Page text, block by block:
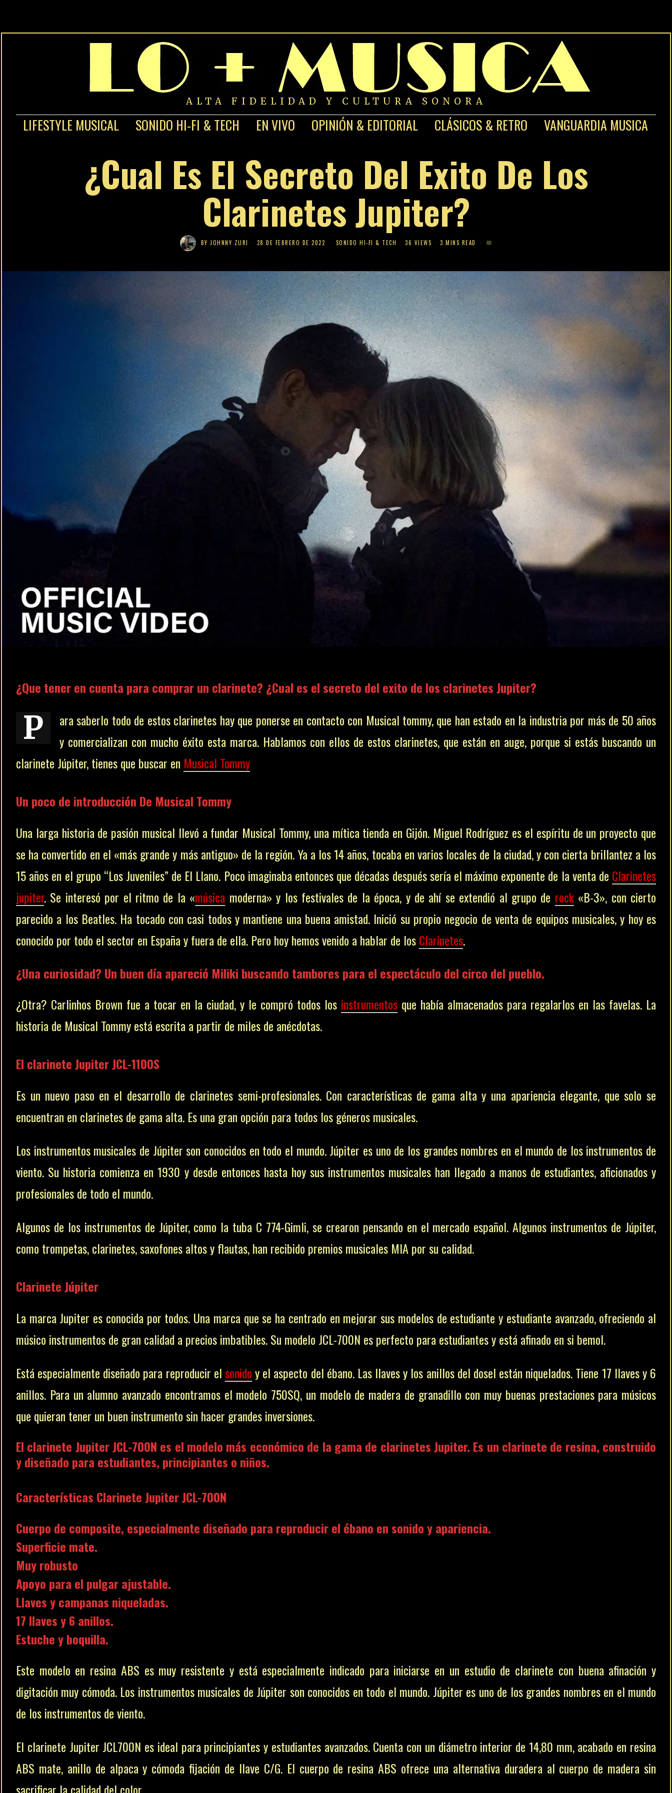
ALTA FIDELIDAD Y CULTURA SONORA
LIFESTYLE MUSICAL SONIDO HI-FI & TECH EN VIVO OPINIÓN & EDITORIAL CLÁSICOS & RETRO VANGUARDIA MUSICA
¿Cual Es El Secreto Del Exito De Los
Clarinetes Jupiter?
BYJOHNNY ZURI 28 DE FEBRERO DE 2022 SONIDO HI-FI & TECH 36 VIEWS 3 MINS READ
¿Que tener en cuenta para comprar un clarinete? ¿Cual es el secreto del exito de los clarinetes Jupiter?
P
ara saberlo todo de estos clarinetes hay que ponerse en contacto con Musical tommy, que han estado en la industria por más de 50 años
y comercializan con mucho éxito esta marca. Hablamos con ellos de estos clarinetes, que están en auge, porque si estás buscando un
clarinete Júpiter, tienes que buscar en Musical Tommy
Un poco de introducción De Musical Tommy
Una larga historia de pasión musical llevó a fundar Musical Tommy, una mítica tienda en Gijón. Miguel Rodríguez es el espíritu de un proyecto que
se ha convertido en el «más grande y más antiguo» de la región. Ya a los 14 años, tocaba en varios locales de la ciudad, y con cierta brillantez a los
15 años en el grupo “Los Juveniles” de El Llano. Poco imaginaba entonces que décadas después sería el máximo exponente de la venta de Clarinetes
jupiter. Se interesó por el ritmo de la «música moderna» y los festivales de la época, y de ahí se extendió al grupo de rock«B-3», con cierto
parecido a los Beatles. Ha tocado con casi todos y mantiene una buena amistad. Inició su propio negocio de venta de equipos musicales, y hoy es
conocido por todo el sector en España y fuera de ella. Pero hoy hemos venido a hablar de losClarinetes.
¿Una curiosidad? Un buen día apareció Miliki buscando tambores para el espectáculo del circo del pueblo.
¿Otra? Carlinhos Brown fue a tocar en la ciudad, y le compró todos los instrumentos que había almacenados para regalarlos en las favelas. La
historia de Musical Tommy está escrita a partir de miles de anécdotas.
El clarinete Jupiter JCL-1100S
Es un nuevo paso en el desarrollo de clarinetes semi-profesionales. Con características de gama alta y una apariencia elegante, que solo se
encuentran en clarinetes de gama alta. Es una gran opción para todos los géneros musicales.
Los instrumentos musicales de Júpiter son conocidos en todo el mundo. Júpiter es uno de los grandes nombres en el mundo de los instrumentos de
viento. Su historia comienza en 1930 y desde entonces hasta hoy sus instrumentos musicales han llegado a manos de estudiantes, aficionados y
profesionales de todo el mundo.
Algunos de los instrumentos de Júpiter, como la tuba C 774-Gimli, se crearon pensando en el mercado español. Algunos instrumentos de Júpiter,
como trompetas, clarinetes, saxofones altos y flautas, han recibido premios musicales MIA por su calidad.
Clarinete Júpiter
La marca Jupiter es conocida por todos. Una marca que se ha centrado en mejorar sus modelos de estudiante y estudiante avanzado, ofreciendo al
músico instrumentos de gran calidad a precios imbatibles. Su modelo JCL-700N es perfecto para estudiantes y está afinado en si bemol.
Está especialmente diseñado para reproducir elsonidoy el aspecto del ébano. Las llaves y los anillos del dosel están niquelados. Tiene 17 llaves y 6
anillos. Para un alumno avanzado encontramos el modelo 750SQ, un modelo de madera de granadillo con muy buenas prestaciones para músicos
que quieran tener un buen instrumento sin hacer grandes inversiones.
El clarinete Jupiter JCL-700N es el modelo más económico de la gama de clarinetes Jupiter. Es un clarinete de resina, construido
y diseñado para estudiantes, principiantes o niños.
Características Clarinete Jupiter JCL-700N
Cuerpo de composite, especialmente diseñado para reproducir el ébano en sonido y apariencia.
Superficie mate.
Muy robusto
Apoyo para el pulgar ajustable.
Llaves y campanas niqueladas.
17 llaves y 6 anillos.
Estuche y boquilla.
Este modelo en resina ABS es muy resistente y está especialmente indicado para iniciarse en un estudio de clarinete con buena afinación y
digitación muy cómoda. Los instrumentos musicales de Júpiter son conocidos en todo el mundo. Júpiter es uno de los grandes nombres en el mundo
de los instrumentos de viento.
El clarinete Jupiter JCL700N es ideal para principiantes y estudiantes avanzados. Cuenta con un diámetro interior de 14,80 mm, acabado en resina
ABS mate, anillo de alpaca y cómoda fijación de llave C/G. El cuerpo de resina ABS ofrece una alternativa duradera al cuerpo de madera sin